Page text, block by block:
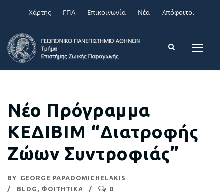
Χάρτης ΓΠΑ Επικοινωνία Νέα Απόφοιτοι
Νέο Πρόγραμμα
ΚΕΔΙΒΙΜ “Διατροφής
Ζώων Συντροφιάς”
BY
GEORGE PAPADOMICHELAKIS
BLOG , ΦΟΙΤΗΤΙΚΑ 0